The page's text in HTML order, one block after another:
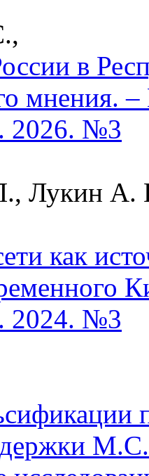
в
мнения.
2026. №3
Лукин А.
как
2024. №3